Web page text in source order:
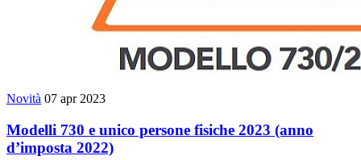
Novità 07 apr 2023
Modelli 730 e unico persone fisiche 2023 (anno
d’imposta 2022)